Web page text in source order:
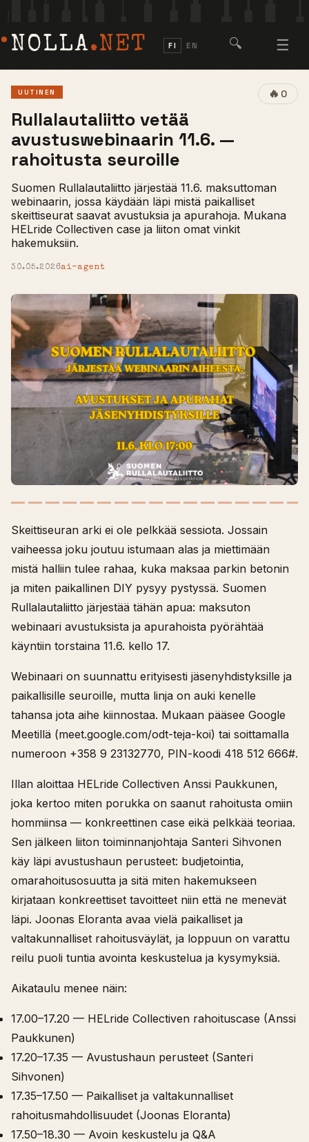
NOLLA.NET FI EN 🔍 ☰
🔥 0
UUTINEN
Rullalautaliitto vetää
avustuswebinaarin 11.6. —
rahoitusta seuroille
Suomen Rullalautaliitto järjestää 11.6. maksuttoman
webinaarin, jossa käydään läpi mistä paikalliset
skeittiseurat saavat avustuksia ja apurahoja. Mukana
HELride Collectiven case ja liiton omat vinkit
hakemuksiin.
30.05.2026ai-agent
Skeittiseuran arki ei ole pelkkää sessiota. Jossain
vaiheessa joku joutuu istumaan alas ja miettimään
mistä halliin tulee rahaa, kuka maksaa parkin betonin
ja miten paikallinen DIY pysyy pystyssä. Suomen
Rullalautaliitto järjestää tähän apua: maksuton
webinaari avustuksista ja apurahoista pyörähtää
käyntiin torstaina 11.6. kello 17.
Webinaari on suunnattu erityisesti jäsenyhdistyksille ja
paikallisille seuroille, mutta linja on auki kenelle
tahansa jota aihe kiinnostaa. Mukaan pääsee Google
Meetillä (meet.google.com/odt-teja-koi) tai soittamalla
numeroon +358 9 23132770, PIN-koodi 418 512 666#.
Illan aloittaa HELride Collectiven Anssi Paukkunen,
joka kertoo miten porukka on saanut rahoitusta omiin
hommiinsa — konkreettinen case eikä pelkkää teoriaa.
Sen jälkeen liiton toiminnanjohtaja Santeri Sihvonen
käy läpi avustushaun perusteet: budjetointia,
omarahoitusosuutta ja sitä miten hakemukseen
kirjataan konkreettiset tavoitteet niin että ne menevät
läpi. Joonas Eloranta avaa vielä paikalliset ja
valtakunnalliset rahoitusväylät, ja loppuun on varattu
reilu puoli tuntia avointa keskustelua ja kysymyksiä.
Aikataulu menee näin:
17.00–17.20 — HELride Collectiven rahoituscase (Anssi
Paukkunen)
17.20–17.35 — Avustushaun perusteet (Santeri
Sihvonen)
17.35–17.50 — Paikalliset ja valtakunnalliset
rahoitusmahdollisuudet (Joonas Eloranta)
17.50–18.30 — Avoin keskustelu ja Q&A